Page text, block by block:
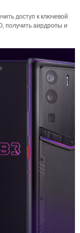
доступ к ключевой
получить аирдропы и